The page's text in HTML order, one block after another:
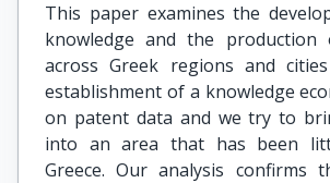
This paper examines the
knowledge and the production
across Greek regions and
establishment of a knowledge
on patent data and we try to
into an area that has been
Greece. Our analysis confirms